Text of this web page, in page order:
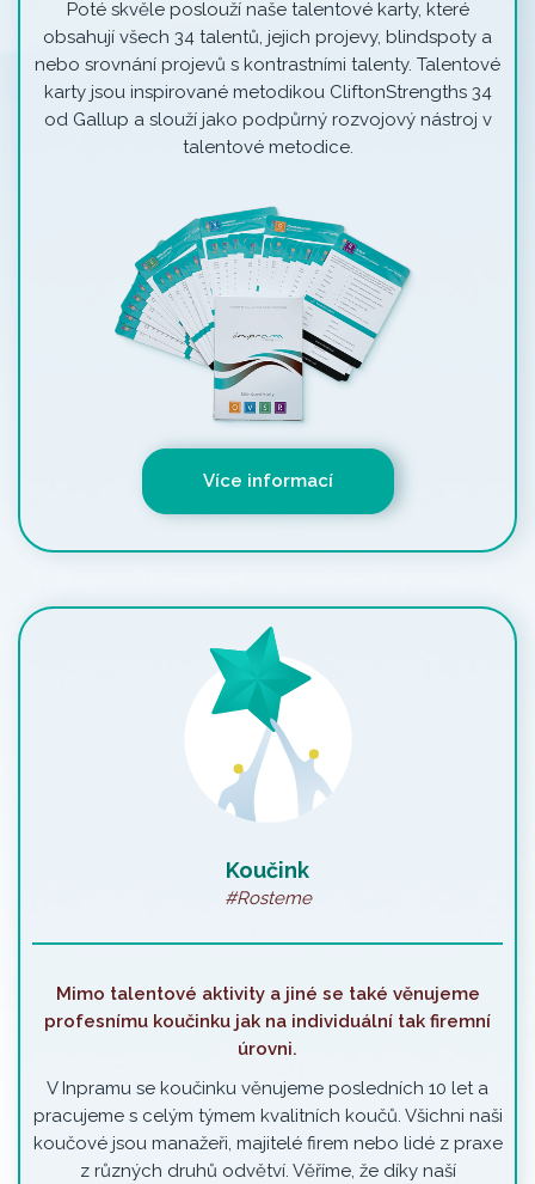
Poté skvěle poslouží naše talentové karty, které
obsahují všech 34 talentů, jejich projevy, blindspoty a
nebo srovnání projevů s kontrastními talenty. Talentové
karty jsou inspirované metodikou CliftonStrengths 34
od Gallup a slouží jako podpůrný rozvojový nástroj v
talentové metodice.
Více informací
Koučink
#Rosteme
Mimo talentové aktivity a jiné se také věnujeme
profesnímu koučinku jak na individuální tak firemní
úrovni.
V Inpramu se koučinku věnujeme posledních 10 let a
pracujeme s celým týmem kvalitních koučů. Všichni naši
koučové jsou manažeři, majitelé firem nebo lidé z praxe
z různých druhů odvětví. Věříme, že díky naší